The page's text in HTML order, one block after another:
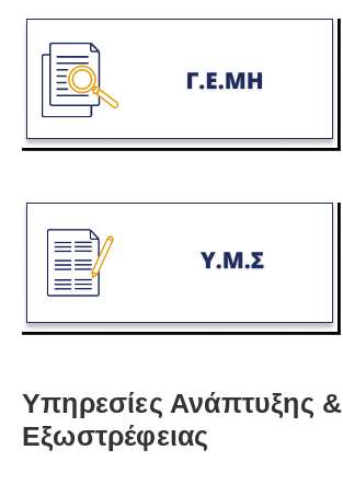
Υπηρεσίες Ανάπτυξης &
Εξωστρέφειας